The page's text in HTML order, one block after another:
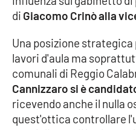
Parchi Marini Calabria
Leggendo Alvaro
Imprese Di Calabria
di Giacomo Crinò alla
Una posizione strategica
lavori d'aula ma
comunali di Reggio
Cannizzaro si è
ricevendo anche il nulla
quest'ottica controllare